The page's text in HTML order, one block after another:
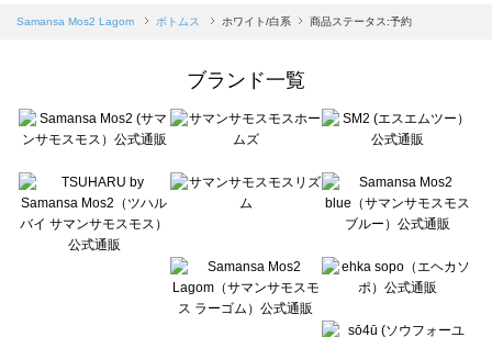
Samansa Mos2 blue（サマンサモスモス ブルー）のボトムス一覧
sō4ū（ソウフォーユー）のボトムス一覧
Te chichi（テチチ）のボトムス一覧
Te chichi CLASSIC（テチチ クラシック）のボトムス一覧
Lugnoncure（ルノンキュール）のボトムス一覧
BETTY'S BLUE（べティーズブルー）のボトムス一覧
Wpc.（ワールドパーティー）のボトムス一覧
Samansa Mos2 Lagom ボトムス ホワイト/白系 商品ステータス:予約
ブランド一覧